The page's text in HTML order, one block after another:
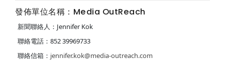
發佈單位名稱：Media OutReach
新聞聯絡人：Jennifer Kok
聯絡電話：852 39969733
聯絡信箱： jennifer.kok@media-outreach.com